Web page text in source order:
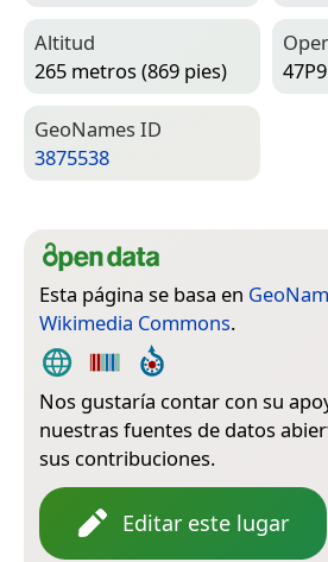
Altitud
265 metros (869 pies)
Geo­Names ID
3875538
Esta página se basa en
Wikimedia Commons.
Nos gustaría contar con su
nuestras fuentes de datos
sus contribuciones.
Editar este lugar